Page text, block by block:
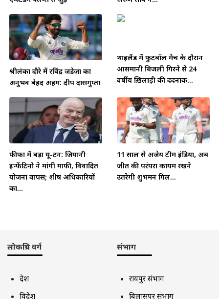
श्रीलंका दौरे में रविंद्र जडेजा का
अनुभव बेहद अहम: दीप दासगुप्ता
थाईलैंड में फुटबॉल मैच के दौरान
आसमानी बिजली गिरने से 24
वर्षीय ख़िलाड़ी की दर्दनाक...
फीफा में बड़ा यू-टर्न: जियानी
इन्फेंटिनो ने मांगी माफी, विवादित
योजना वापस; शीर्ष अधिकारियों
का...
11 साल से अजेय टीम इंडिया, अब
जीत की परंपरा कायम रखने
उतरेगी शुभमन गिल...
लोकप्रिय वर्ग
देश
विदेश
संभाग
रायपुर संभाग
बिलासपुर संभाग